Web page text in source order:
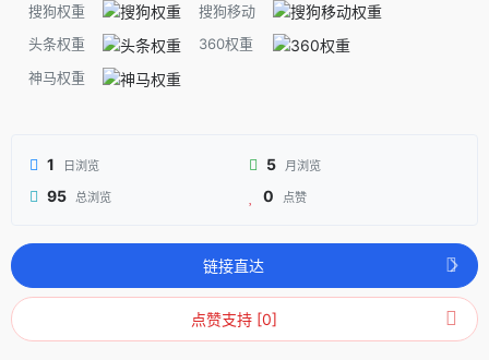
搜狗权重
搜狗移动
头条权重
360权重
神马权重
1 日浏览 5 月浏览
95 总浏览 0 点赞
链接直达
点赞支持 [0]